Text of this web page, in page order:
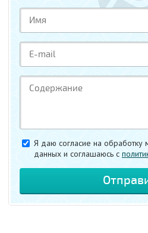
Я даю согласие на обработку
данных и соглашаюсь c